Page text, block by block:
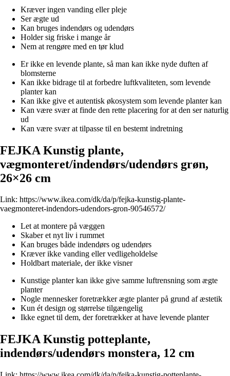
Kræver ingen vanding eller pleje
Ser ægte ud
Kan bruges indendørs og udendørs
Holder sig friske i mange år
Nem at rengøre med en tør klud
Er ikke en levende plante, så man kan ikke nyde duften af
blomsterne
Kan ikke bidrage til at forbedre luftkvaliteten, som levende
planter kan
Kan ikke give et autentisk økosystem som levende planter kan
Kan være svær at finde den rette placering for at den ser naturlig
ud
Kan være svær at tilpasse til en bestemt indretning
FEJKA Kunstig plante,
vægmonteret/indendørs/udendørs grøn,
26×26 cm
Link: https://www.ikea.com/dk/da/p/fejka-kunstig-plante-
vaegmonteret-indendors-udendors-gron-90546572/
Let at montere på væggen
Skaber et nyt liv i rummet
Kan bruges både indendørs og udendørs
Kræver ikke vanding eller vedligeholdelse
Holdbart materiale, der ikke visner
Kunstige planter kan ikke give samme luftrensning som ægte
planter
Nogle mennesker foretrækker ægte planter på grund af æstetik
Kun ét design og størrelse tilgængelig
Ikke egnet til dem, der foretrækker at have levende planter
FEJKA Kunstig potteplante,
indendørs/udendørs monstera, 12 cm